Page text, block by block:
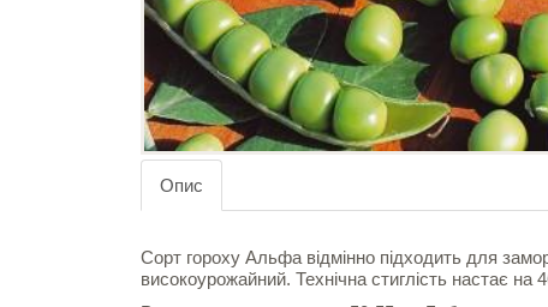
Опис
Сорт гороху Альфа відмінно підходить для
високоурожайний. Технічна стиглість настає на